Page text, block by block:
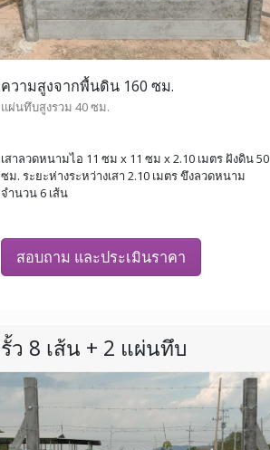
ความสูงจากพื้นดิน 160 ซม.
แผ่นทึบสูงรวม 40 ซม.
เสาลวดหนามไอ 11 ซม x 11 ซม x 2.10 เมตร ฝังดิน 50
ซม. ระยะห่างระหว่างเสา 2.10 เมตร ขึงลวดหนาม
จำนวน 6 เส้น
สอบถาม และประเมินราคา
รั้ว 8 เส้น + 2 แผ่นทึบ